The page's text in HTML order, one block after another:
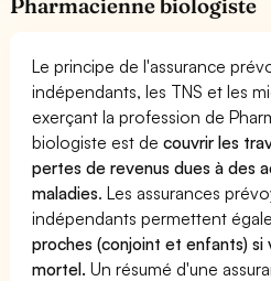
Pharmacienne biologiste
Le principe de l'assurance
indépendants, les TNS et les
exerçant la profession de
biologiste est decouvrir les
pertes de revenus dues à des
maladies. Les assurances
indépendants permettent
proches (conjoint et enfants) si
mortel. Un résumé d'une